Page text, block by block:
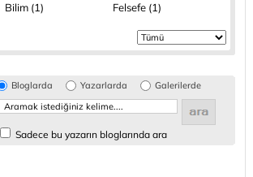
Bilim (1)
Felsefe (1)
Bloglarda Yazarlarda Galerilerde
Sadece bu yazarın bloglarında ara